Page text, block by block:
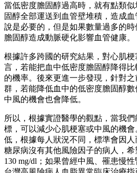
當低密度膽固醇過高時，就有點類
固醇全部運送到血管壁堆積，造成
說是必要的，但是如果數量過多的
膽固醇造成動脈硬化影響血管健康。
根據許多跨國的研究結果，對心肌梗
言，若能把血中低密度膽固醇降得
的機率。後來更進一步發現，針對
群，若能降低血中的低密度膽固醇
中風的機會也會降低。
所以，根據實證醫學的觀點，當我
標，可以減少心肌梗塞或中風的機
低，根據每人狀況不同，標準會因
糖尿病沒有其他風險因子的病人，
130 mg/dl；如果曾經中風、罹患慢